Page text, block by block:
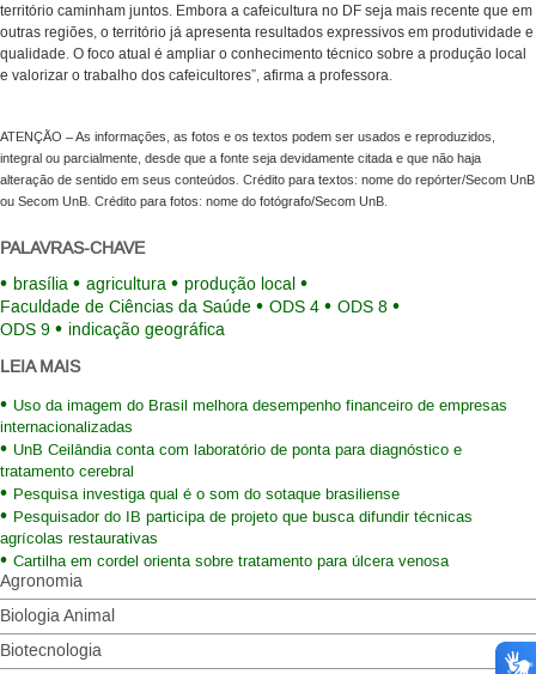
território caminham juntos. Embora a cafeicultura no DF seja mais recente que em
outras regiões, o território já apresenta resultados expressivos em produtividade e
qualidade. O foco atual é ampliar o conhecimento técnico sobre a produção local
e valorizar o trabalho dos cafeicultores”, afirma a professora.
ATENÇÃO – As informações, as fotos e os textos podem ser usados e reproduzidos,
integral ou parcialmente, desde que a fonte seja devidamente citada e que não haja
alteração de sentido em seus conteúdos. Crédito para textos: nome do repórter/Secom UnB
ou Secom UnB. Crédito para fotos: nome do fotógrafo/Secom UnB.
PALAVRAS-CHAVE
brasília
agricultura
produção local
Faculdade de Ciências da Saúde
ODS 4
ODS 8
ODS 9
indicação geográfica
LEIA MAIS
Uso da imagem do Brasil melhora desempenho financeiro de empresas
internacionalizadas
UnB Ceilândia conta com laboratório de ponta para diagnóstico e
tratamento cerebral
Pesquisa investiga qual é o som do sotaque brasiliense
Pesquisador do IB participa de projeto que busca difundir técnicas
agrícolas restaurativas
Cartilha em cordel orienta sobre tratamento para úlcera venosa
Agronomia
Biologia Animal
Biotecnologia